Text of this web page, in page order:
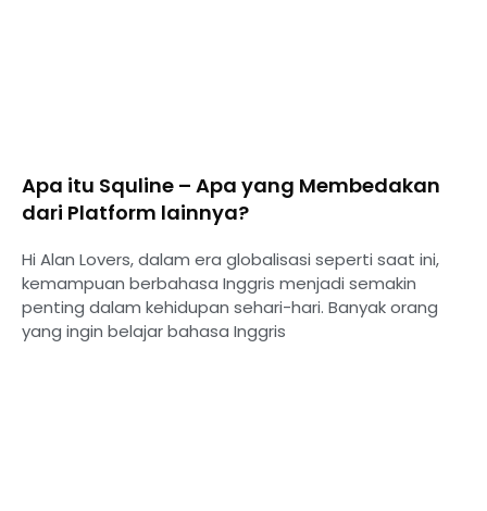
Apa itu Squline – Apa yang Membedakan
dari Platform lainnya?
Hi Alan Lovers, dalam era globalisasi seperti saat ini,
kemampuan berbahasa Inggris menjadi semakin
penting dalam kehidupan sehari-hari. Banyak orang
yang ingin belajar bahasa Inggris